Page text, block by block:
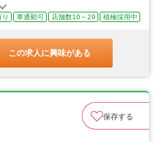
車通勤可 店舗数10～29 積極採用中
この求人に興味がある
保存する